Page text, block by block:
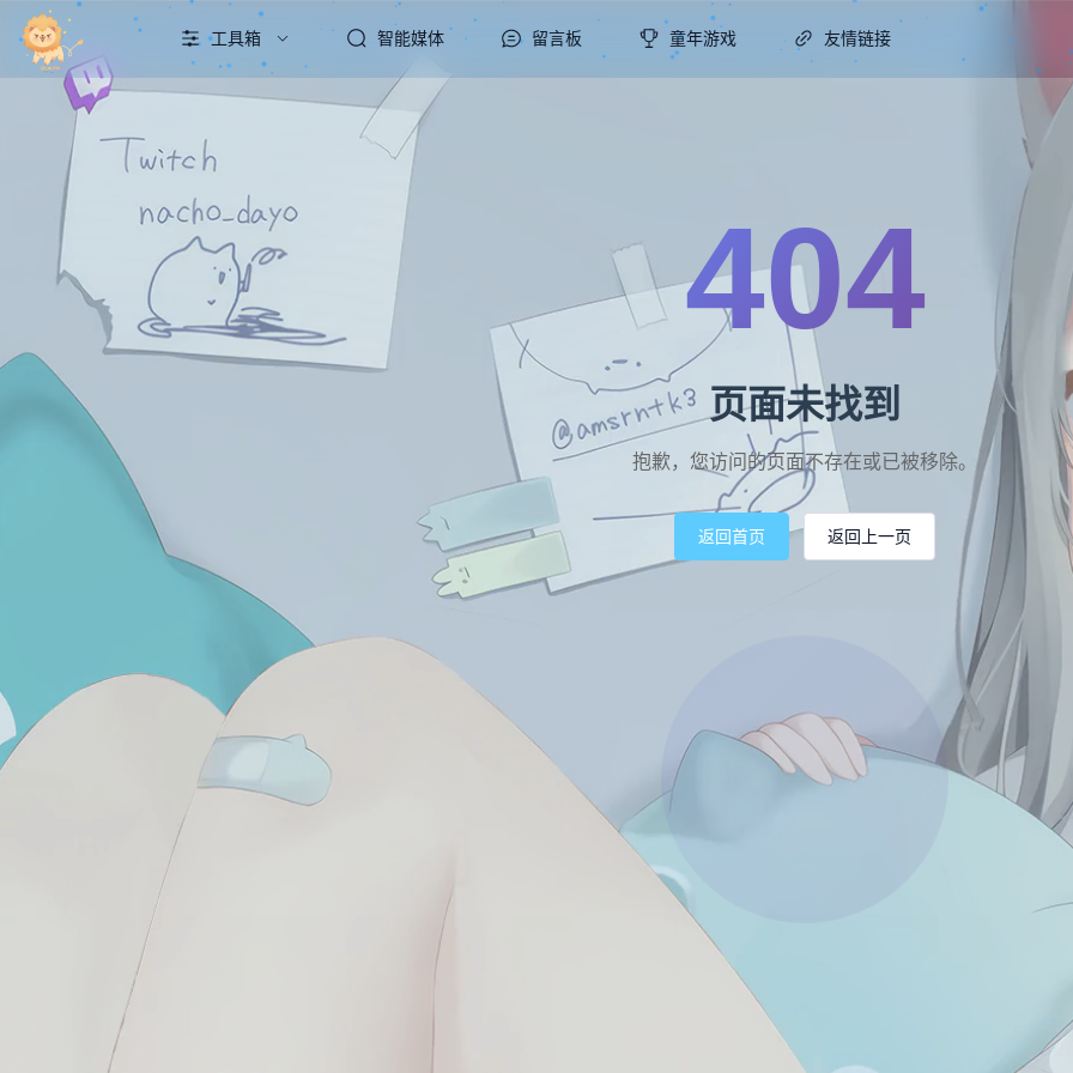
工具箱 智能媒体 留言板 童年游戏 友情链接
404
页面未找到
抱歉，您访问的页面不存在或已被移除。
返回首页 返回上一页